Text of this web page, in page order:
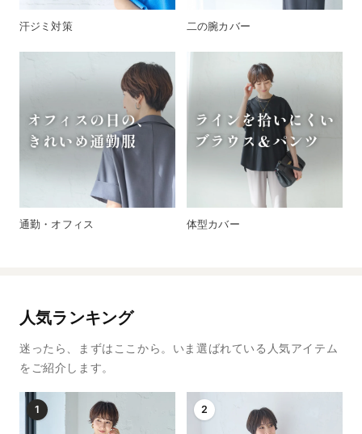
汗ジミ対策 二の腕カバー
通勤・オフィス 体型カバー
人気ランキング
迷ったら、まずはここから。いま選ばれている人気アイテム
をご紹介します。
1 2